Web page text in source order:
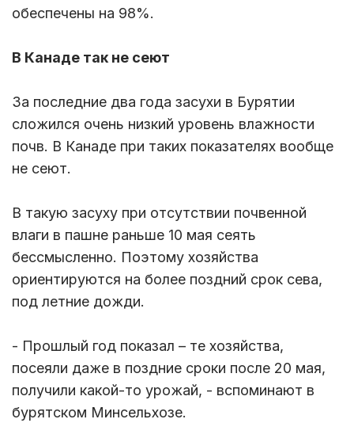
обеспечены на 98%.
В Канаде так не сеют
За последние два года засухи в Бурятии
сложился очень низкий уровень влажности
почв. В Канаде при таких показателях вообще
не сеют.
В такую засуху при отсутствии почвенной
влаги в пашне раньше 10 мая сеять
бессмысленно. Поэтому хозяйства
ориентируются на более поздний срок сева,
под летние дожди.
- Прошлый год показал – те хозяйства,
посеяли даже в поздние сроки после 20 мая,
получили какой-то урожай, - вспоминают в
бурятском Минсельхозе.